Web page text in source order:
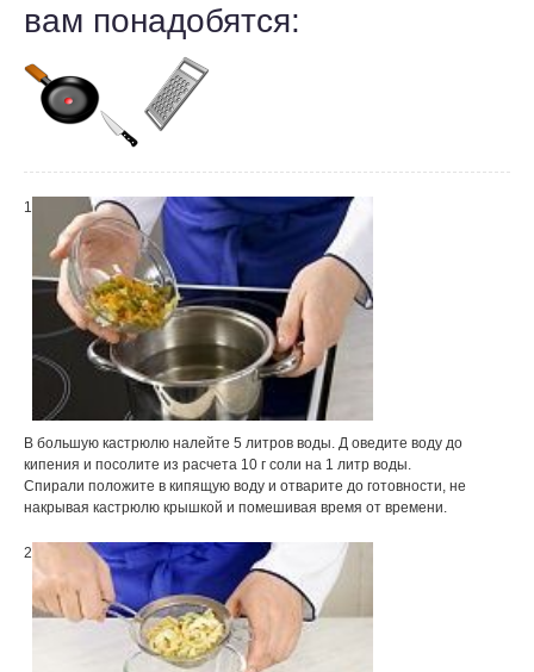
вам понадобятся:
1
В большую кастрюлю налейте 5 литров воды. Д оведите воду до
кипения и посолите из расчета 10 г соли на 1 литр воды.
Спирали положите в кипящую воду и отварите до готовности, не
накрывая кастрюлю крышкой и помешивая время от времени.
2